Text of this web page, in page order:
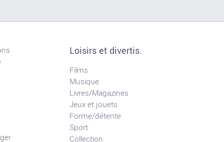
Loisirs et divertis.
Films
Musique
Livres/Magazines
Jeux et jouets
Forme/détente
Sport
Collection